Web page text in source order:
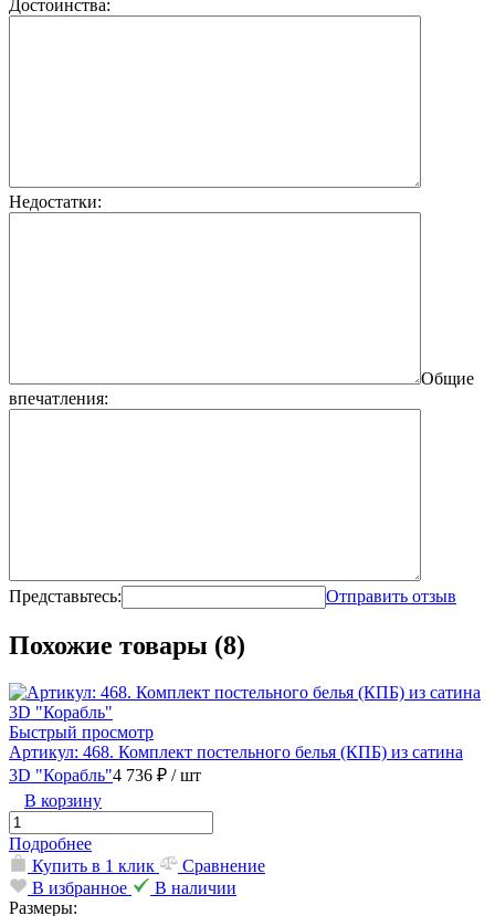
Достоинства:
Недостатки:
Общие
впечатления:
Представьтесь: Отправить отзыв
Похожие товары (8)
Быстрый просмотр
Артикул: 468. Комплект постельного белья (КПБ) из сатина
3D "Корабль"4 736 ₽ / шт
В корзину
Подробнее
Купить в 1 клик
Сравнение
В избранное
В наличии
Размеры: